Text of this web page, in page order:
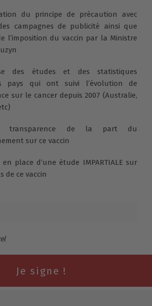
du principe de précaution avec
campagnes de publicité ainsi que
l’imposition du vaccin par la Ministre
des études et des statistiques
pays qui ont suivi l’évolution de
sur le cancer depuis 2007 (Australie,
transparence de la part du
sur ce vaccin
en place d’une étude IMPARTIALE sur
de ce vaccin